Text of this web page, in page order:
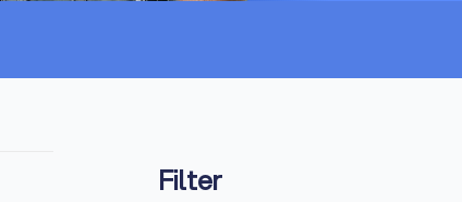
Filter